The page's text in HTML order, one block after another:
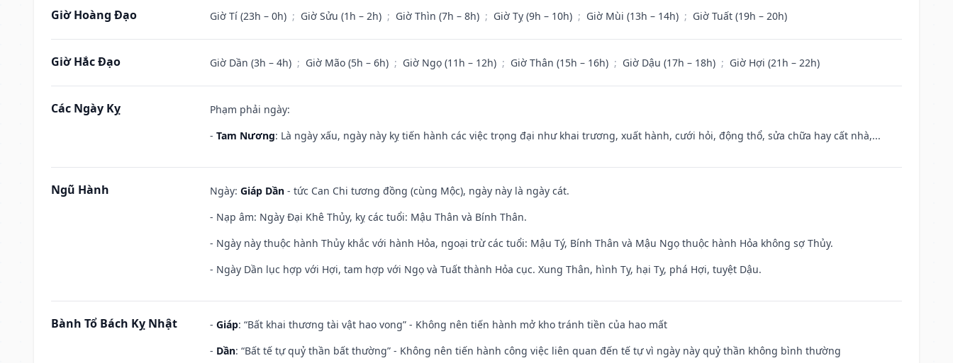
Giờ Hoàng Đạo Giờ Tí (23h – 0h) ; Giờ Sửu (1h – 2h) ; Giờ Thìn (7h – 8h) ; Giờ Tỵ (9h – 10h) ; Giờ Mùi (13h – 14h) ; Giờ Tuất (19h – 20h)
Giờ Hắc Đạo Giờ Dần (3h – 4h) ; Giờ Mão (5h – 6h) ; Giờ Ngọ (11h – 12h) ; Giờ Thân (15h – 16h) ; Giờ Dậu (17h – 18h) ; Giờ Hợi (21h – 22h)
Các Ngày Kỵ
Phạm phải ngày:
- Tam Nương: Là ngày xấu, ngày này kỵ tiến hành các việc trọng đại như khai trương, xuất hành, cưới hỏi, động thổ, sửa chữa hay cất nhà,...
Ngũ Hành Ngày: Giáp Dần - tức Can Chi tương đồng (cùng Mộc), ngày này là ngày cát.
- Nạp âm: Ngày Đại Khê Thủy, kỵ các tuổi: Mậu Thân và Bính Thân.
- Ngày này thuộc hành Thủy khắc với hành Hỏa, ngoại trừ các tuổi: Mậu Tý, Bính Thân và Mậu Ngọ thuộc hành Hỏa không sợ Thủy.
- Ngày Dần lục hợp với Hợi, tam hợp với Ngọ và Tuất thành Hỏa cục. Xung Thân, hình Tỵ, hại Tỵ, phá Hợi, tuyệt Dậu.
Bành Tổ Bách Kỵ Nhật - Giáp: “Bất khai thương tài vật hao vong” - Không nên tiến hành mở kho tránh tiền của hao mất
- Dần: “Bất tế tự quỷ thần bất thường” - Không nên tiến hành công việc liên quan đến tế tự vì ngày này quỷ thần không bình thường